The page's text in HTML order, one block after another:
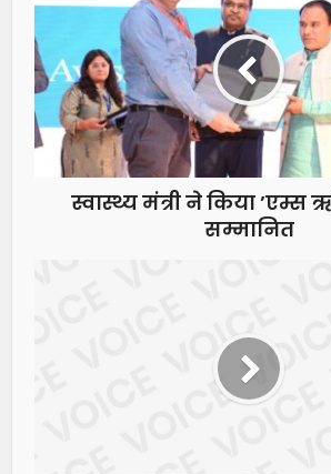
स्वास्थ्य मंत्री ने किया ’एम्स
सम्मानित